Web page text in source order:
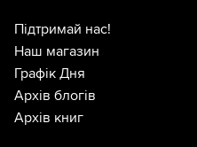
Підтримай нас!
Наш магазин
Графік Дня
Архів блогів
Архів книг